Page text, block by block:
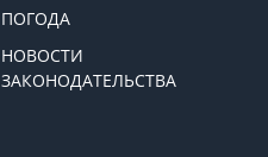
ПОГОДА
НОВОСТИ
ЗАКОНОДАТЕЛЬСТВА